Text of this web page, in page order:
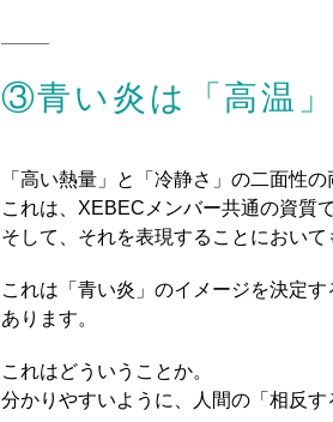
③青い炎は「高温
「高い熱量」と「冷静さ」の二面性の
これは、XEBECメンバー共通の資質
そして、それを表現することにおい
これは「青い炎」のイメージを決定
あります。
これはどういうことか。
分かりやすいように、人間の「相反